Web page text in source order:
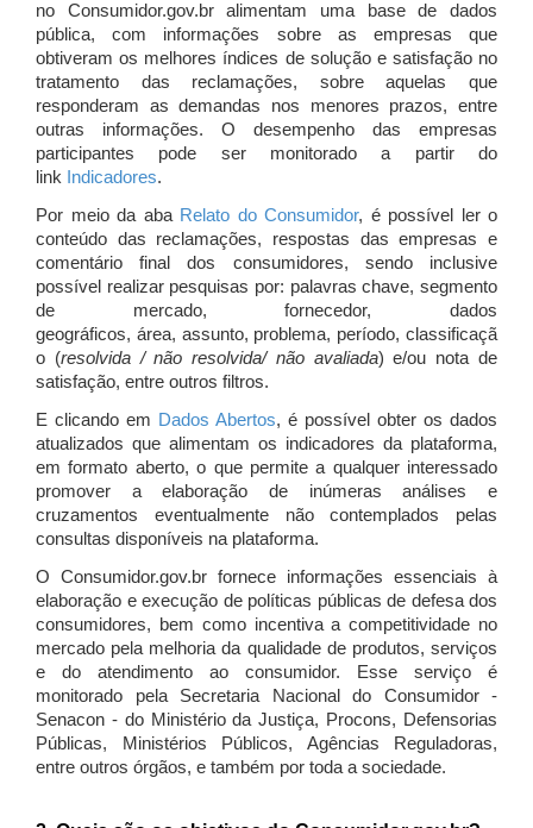
no Consumidor.gov.br alimentam uma base de dados
pública, com informações sobre as empresas que
obtiveram os melhores índices de solução e satisfação no
tratamento das reclamações, sobre aquelas que
responderam as demandas nos menores prazos, entre
outras informações. O desempenho das empresas
participantes pode ser monitorado a partir do
link Indicadores.
Por meio da aba Relato do Consumidor, é possível ler o
conteúdo das reclamações, respostas das empresas e
comentário final dos consumidores, sendo inclusive
possível realizar pesquisas por: palavras chave, segmento
de mercado, fornecedor, dados
geográficos, área, assunto, problema, período, classificaçã
o (resolvida / não resolvida/ não avaliada) e/ou nota de
satisfação, entre outros filtros.
E clicando em Dados Abertos, é possível obter os dados
atualizados que alimentam os indicadores da plataforma,
em formato aberto, o que permite a qualquer interessado
promover a elaboração de inúmeras análises e
cruzamentos eventualmente não contemplados pelas
consultas disponíveis na plataforma.
O Consumidor.gov.br fornece informações essenciais à
elaboração e execução de políticas públicas de defesa dos
consumidores, bem como incentiva a competitividade no
mercado pela melhoria da qualidade de produtos, serviços
e do atendimento ao consumidor. Esse serviço é
monitorado pela Secretaria Nacional do Consumidor -
Senacon - do Ministério da Justiça, Procons, Defensorias
Públicas, Ministérios Públicos, Agências Reguladoras,
entre outros órgãos, e também por toda a sociedade.